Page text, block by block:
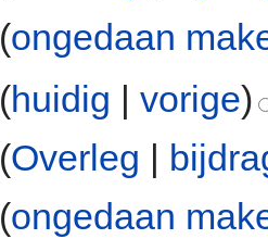
(ongedaan
(huidig |vorige)
(Overleg |
(ongedaan